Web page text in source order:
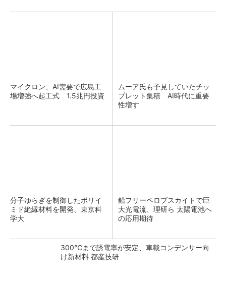
マイクロン、AI需要で広島工
場増強へ起工式 1.5兆円投資
ムーア氏も予見していたチッ
プレット集積 AI時代に重要
性増す
分子ゆらぎを制御したポリイ
ミド絶縁材料を開発、東京科
学大
鉛フリーペロブスカイトで巨
大光電流、理研ら 太陽電池へ
の応用期待
300℃まで誘電率が安定、車載コンデンサー向
け新材料 都産技研